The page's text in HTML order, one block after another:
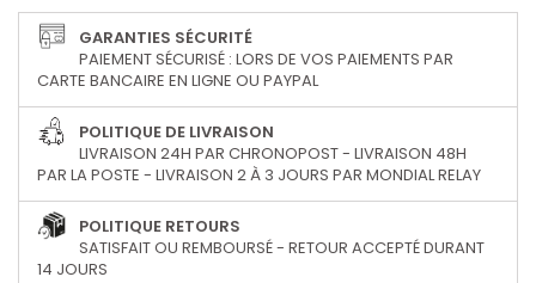
GARANTIES SÉCURITÉ
PAIEMENT SÉCURISÉ : LORS DE VOS PAIEMENTS PAR
CARTE BANCAIRE EN LIGNE OU PAYPAL
POLITIQUE DE LIVRAISON
LIVRAISON 24H PAR CHRONOPOST - LIVRAISON 48H
PAR LA POSTE - LIVRAISON 2 À 3 JOURS PAR MONDIAL RELAY
POLITIQUE RETOURS
SATISFAIT OU REMBOURSÉ - RETOUR ACCEPTÉ DURANT
14 JOURS